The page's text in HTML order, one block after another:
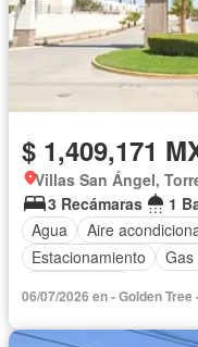
$ 1,409,171
Villas San Ángel,
3 Recámaras
1
Agua
Aire
Estacionamiento
Gas
06/07/2026 en - Golden